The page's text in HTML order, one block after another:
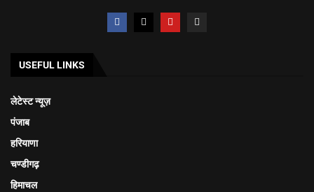
USEFUL LINKS
लेटेस्ट न्यूज़
पंजाब
हरियाणा
चण्डीगढ़
हिमाचल